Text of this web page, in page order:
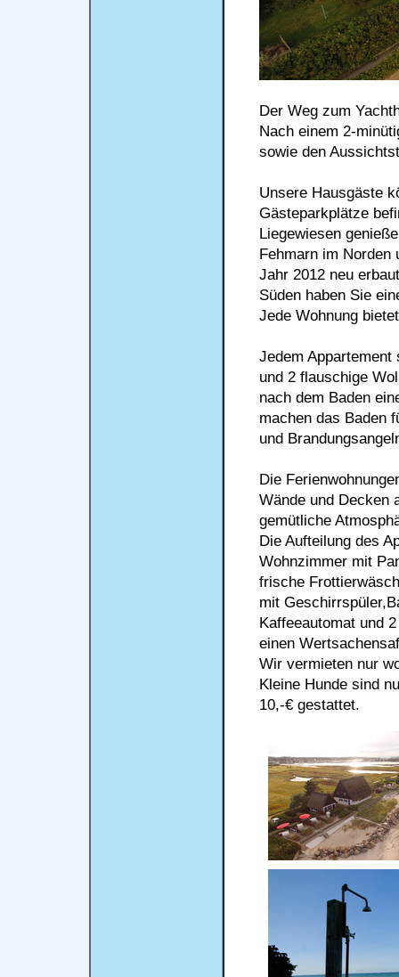
Der Weg zum
Nach einem 2-
sowie den
Unsere Hausgäste
Gästeparkplätze
Liegewiesen
Fehmarn im
Jahr 2012 neu
Süden haben Sie
Jede Wohnung
Jedem Appartement
und 2 flauschige
nach dem Baden
machen das Baden
und
Die
Wände und Decken
gemütliche
Die Aufteilung des
Wohnzimmer mit
frische
mit
Kaffeeautomat und
einen
Wir vermieten nur
Kleine Hunde sind
10,-€ gestattet.